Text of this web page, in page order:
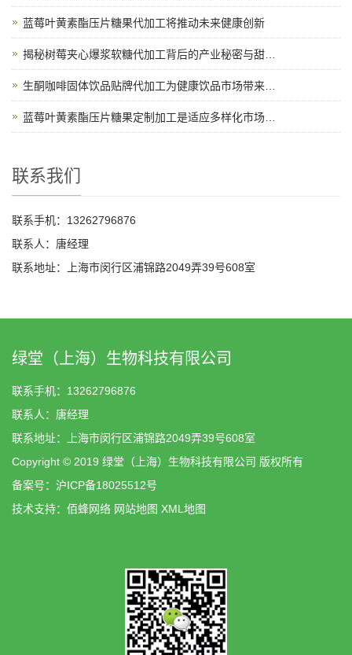
蓝莓叶黄素酯压片糖果代加工将推动未来健康创新
联系我们
联系手机：13262796876
联系人：唐经理
联系地址：上海市闵行区浦锦路2049弄39号608室
绿堂（上海）生物科技有限公司
联系手机：13262796876
联系人：唐经理
联系地址：上海市闵行区浦锦路2049弄39号608室
Copyright © 2019 绿堂（上海）生物科技有限公司 版权所有
备案号： 沪ICP备18025512号
技术支持： 佰蜂网络 网站地图 XML地图